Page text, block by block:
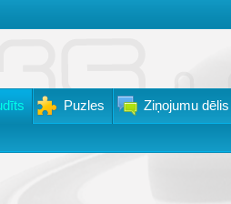
Puzles Ziņojumu dēlis